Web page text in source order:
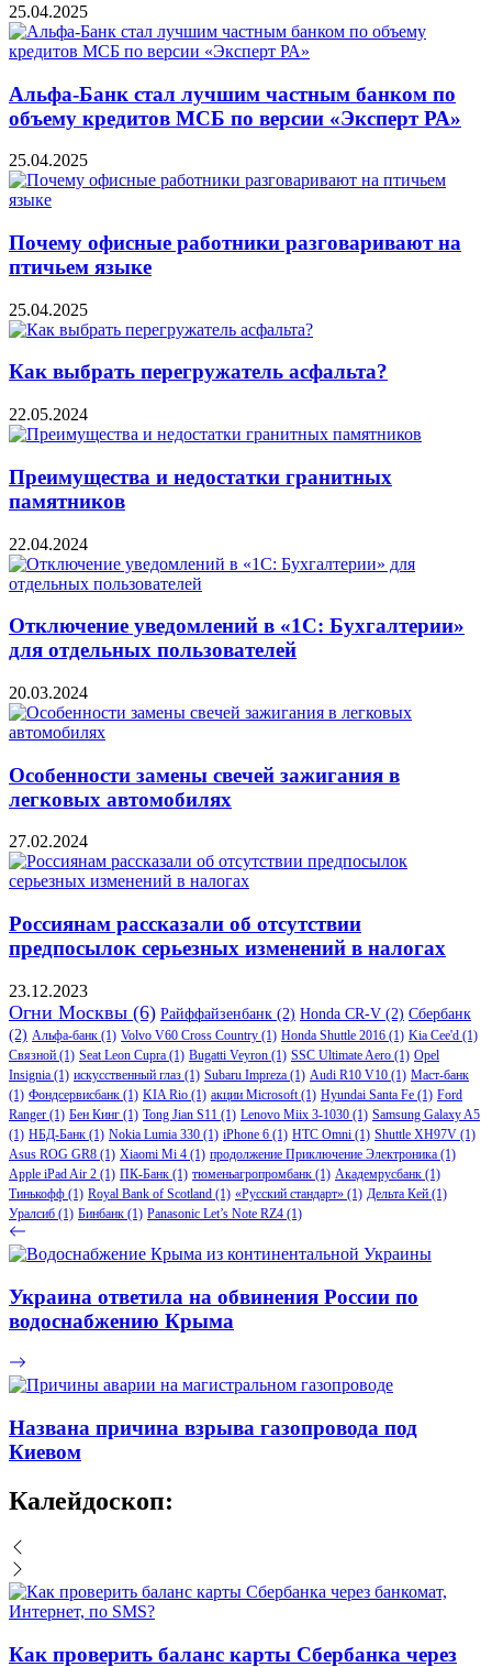
25.04.2025
Альфа-Банк стал лучшим частным банком по
объему кредитов МСБ по версии «Эксперт РА»
25.04.2025
Почему офисные работники разговаривают на
птичьем языке
25.04.2025
Как выбрать перегружатель асфальта?
22.05.2024
Преимущества и недостатки гранитных
памятников
22.04.2024
Отключение уведомлений в «1С: Бухгалтерии»
для отдельных пользователей
20.03.2024
Особенности замены свечей зажигания в
легковых автомобилях
27.02.2024
Россиянам рассказали об отсутствии
предпосылок серьезных изменений в налогах
23.12.2023
Огни Москвы (6) Райффайзенбанк (2) Honda CR-V (2) Сбербанк
(2) Альфа-банк (1) Volvo V60 Cross Country (1) Honda Shuttle 2016 (1) Kia Cee'd (1)
Связной (1) Seat Leon Cupra (1) Bugatti Veyron (1) SSC Ultimate Aero (1) Opel
Insignia (1) искусственный глаз (1) Subaru Impreza (1) Audi R10 V10 (1) Маст-банк
(1) Фондсервисбанк (1) KIA Rio (1) акции Microsoft(1) Hyundai Santa Fe (1) Ford
Ranger (1) Бен Кинг (1) Tong Jian S11 (1) Lenovo Miix 3-1030 (1) Samsung Galaxy A5
(1) НБД-Банк (1) Nokia Lumia 330 (1) iPhone 6 (1) HTC Omni (1) Shuttle XH97V (1)
Asus ROG GR8 (1) Xiaomi Mi 4 (1) продолжение Приключение Электроника (1)
Apple iPad Air 2 (1) ПК-Банк (1) тюменьагропромбанк (1) Академрусбанк (1)
Тинькофф (1) Royal Bank of Scotland (1) «Русский стандарт» (1) Дельта Кей (1)
Уралсиб (1) Бинбанк (1) Panasonic Let’s Note RZ4 (1)
Украина ответила на обвинения России по
водоснабжению Крыма
Названа причина взрыва газопровода под
Киевом
Калейдоскоп:
Как проверить баланс карты Сбербанка через